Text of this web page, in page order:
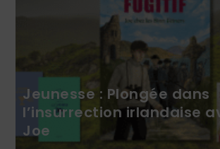
Jeunesse : Plongée dans
l’insurrection irlandaise
Joe